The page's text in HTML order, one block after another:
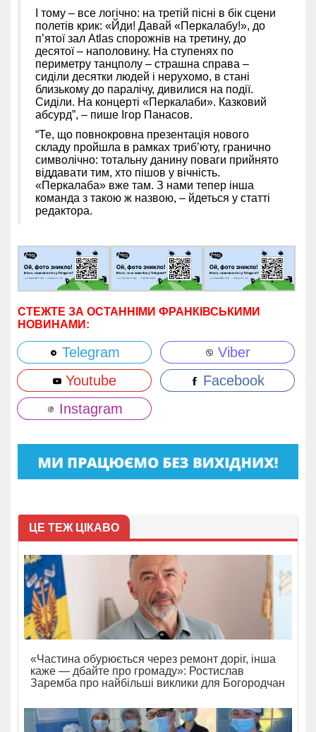
І тому – все логічно: на третій пісні в бік сцени
полетів крик: «Йди! Давай «Перкалабу!», до
п’ятої зал Atlas спорожнів на третину, до
десятої – наполовину. На ступенях по
периметру танцполу – страшна справа –
сиділи десятки людей і нерухомо, в стані
близькому до паралічу, дивилися на події.
Сиділи. На концерті «Перкалаби». Казковий
абсурд”, – пише Ігор Панасов.
“Те, що повнокровна презентація нового
складу пройшла в рамках триб’юту, гранично
символічно: тотальну данину поваги прийнято
віддавати тим, хто пішов у вічність.
«Перкалаба» вже там. З нами тепер інша
команда з такою ж назвою, – йдеться у статті
редактора.
СТЕЖТЕ ЗА ОСТАННІМИ ФРАНКІВСЬКИМИ
НОВИНАМИ:
Telegram
Viber
Youtube
Facebook
Instagram
ЦЕ ТЕЖ ЦІКАВО
«Частина обурюється через ремонт доріг, інша
каже — дбайте про громаду»: Ростислав
Заремба про найбільші виклики для Богородчан